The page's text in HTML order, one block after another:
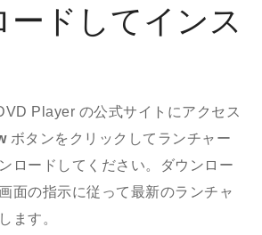
ードしてインス
Player の公式サイトにアクセス
ボタンをクリックしてランチャー
ロードしてください。ダウンロー
面の指示に従って最新のランチャ
ます。